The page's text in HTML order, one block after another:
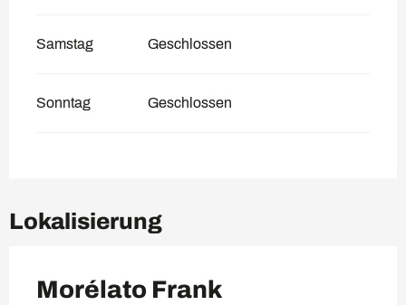
Samstag Geschlossen
Sonntag Geschlossen
Lokalisierung
Morélato Frank